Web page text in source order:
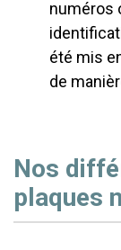
numéros
été mis
de
Nos
plaques